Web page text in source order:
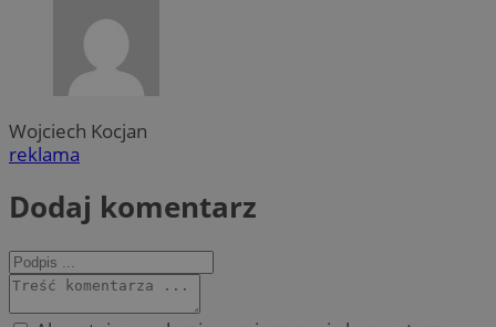
Wojciech Kocjan
reklama
Dodaj komentarz